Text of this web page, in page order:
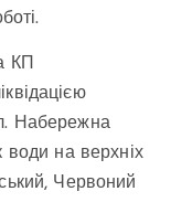
КП
Набережна
води на верхніх
Червоний